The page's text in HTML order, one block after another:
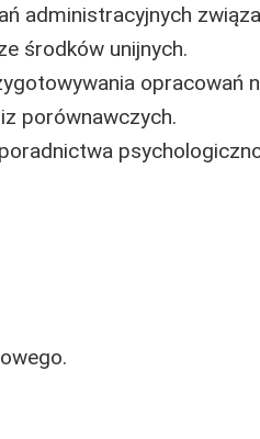
administracyjnych
środków unijnych.
opracowań
porównawczych.